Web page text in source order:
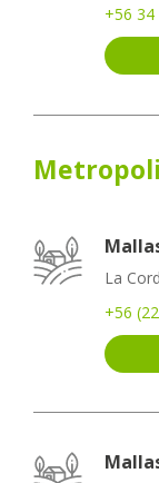
+56
La
+56